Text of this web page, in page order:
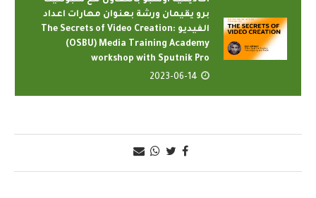
برو يقيمان ورشة بعنوان مهارات اعداد
الفيديو The Secrets of Video Creation:
(OSBU) Media Training Academy
workshop with Sputnik Pro
2023-06-14